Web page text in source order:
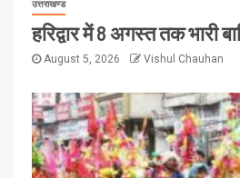
उत्तराखण्ड
हरिद्वार में 8 अगस्त तक भारी
August 5, 2026 Vishul Chauhan